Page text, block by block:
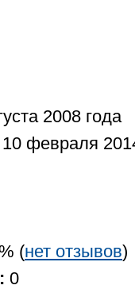
2008 года
10 февраля
(нет отзывов)
0